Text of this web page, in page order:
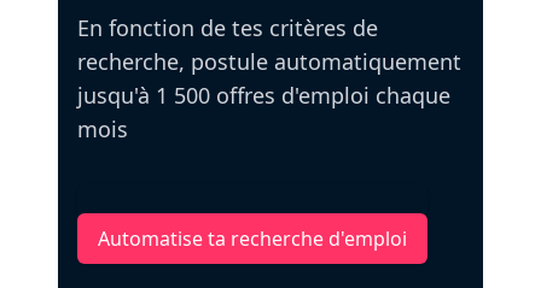
En fonction de tes critères de
recherche, postule automatiquement
jusqu'à 1 500 offres d'emploi chaque
mois
Automatise ta recherche d'emploi